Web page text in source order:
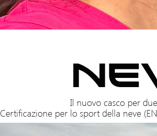
Il nuovo casco per
Certificazione per lo sport della neve